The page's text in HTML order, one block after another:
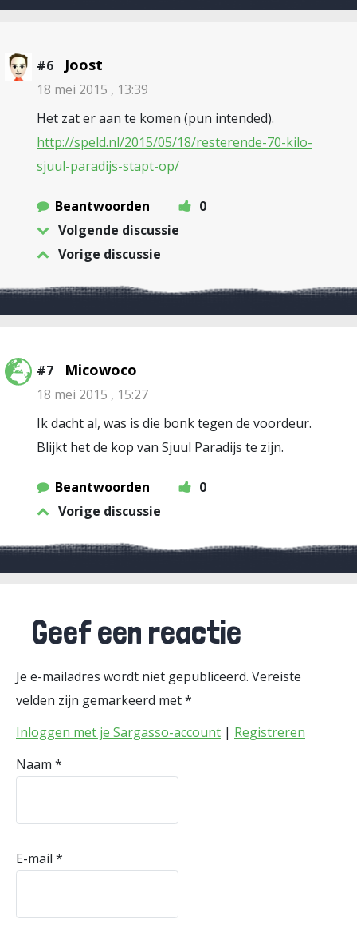
#6 Joost
18 mei 2015 , 13:39
Het zat er aan te komen (pun intended).
http://speld.nl/2015/05/18/resterende-70-kilo-
sjuul-paradijs-stapt-op/
Beantwoorden
0
Volgende discussie
Vorige discussie
#7 Micowoco
18 mei 2015 , 15:27
Ik dacht al, was is die bonk tegen de voordeur.
Blijkt het de kop van Sjuul Paradijs te zijn.
Beantwoorden
0
Vorige discussie
Geef een reactie
Je e-mailadres wordt niet gepubliceerd. Vereiste
velden zijn gemarkeerd met*
Inloggen met je Sargasso-account | Registreren
Naam *
E-mail *